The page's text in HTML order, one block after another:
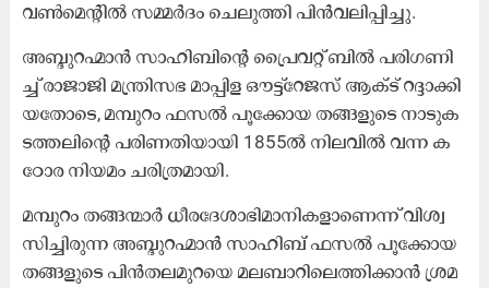
വ​ൺ​മെ​ന്റി​ൽ സ​മ്മ​ർ​ദം ചെ​ലു​ത്തി പി​ൻ​വ​ലി​പ്പി​ച്ചു.
അ​ബ്ദു​റ​ഹ്മാ​ൻ സാ​ഹി​ബി​ന്റെ പ്രൈ​വ​റ്റ് ബി​ൽ പ​രി​ഗ​ണി​
ച്ച് രാ​ജാ​ജി മ​ന്ത്രി​സ​ഭ മാ​പ്പി​ള ഔ​ട്ട്റേ​ജ​സ് ആ​ക്ട് റ​ദ്ദാ​ക്കി​
യ​തോ​ടെ, മ​മ്പു​റം ഫ​സ​ൽ പൂ​ക്കോ​യ ത​ങ്ങ​ളു​ടെ നാ​ടു​ക​
ട​ത്ത​ലി​ന്റെ പ​രി​ണ​തി​യാ​യി 1855ൽ ​നി​ല​വി​ൽ വ​ന്ന ക​
ഠോ​ര നി​യ​മം ച​രി​ത്ര​മാ​യി.
മ​മ്പു​റം ത​ങ്ങ​ന്മാ​ർ ധീ​ര​ദേ​ശാ​ഭി​മാ​നി​ക​ളാ​ണെ​ന്ന് വി​ശ്വ​
സി​ച്ചി​രു​ന്ന അ​ബ്ദു​റ​ഹ്മാ​ൻ സാ​ഹി​ബ് ഫ​സ​ൽ പൂ​ക്കോ​യ
ത​ങ്ങ​ളു​ടെ പി​ൻ​ത​ല​മു​റ​യെ മ​ല​ബാ​റി​ലെ​ത്തി​ക്കാ​ൻ ശ്ര​മ​